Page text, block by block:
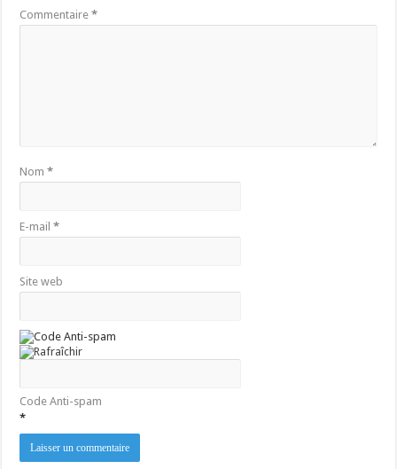
Commentaire*
Nom*
E-mail*
Site web
Code Anti-spam
*